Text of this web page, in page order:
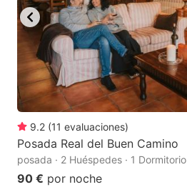
9.2 (11 evaluaciones)
Posada Real del Buen Camino
posada · 2 Huéspedes · 1 Dormitorio
90 € por noche